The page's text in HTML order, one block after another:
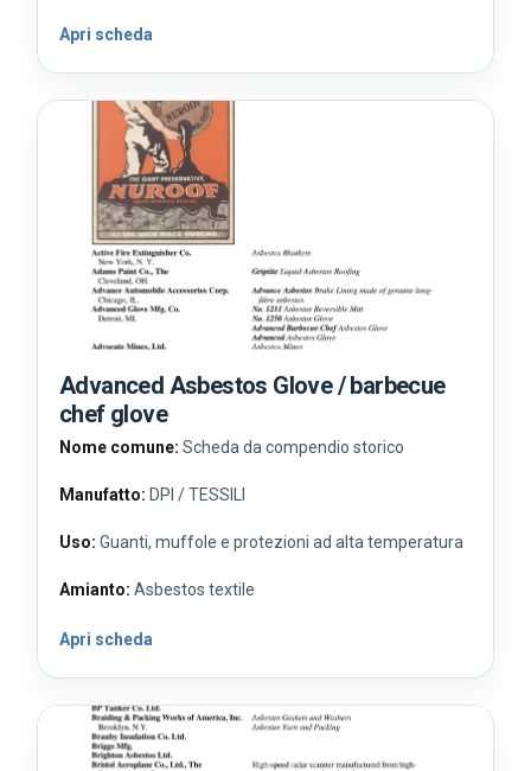
Apri scheda
Advanced Asbestos Glove / barbecue
chef glove
Nome comune: Scheda da compendio storico
Manufatto: DPI / TESSILI
Uso: Guanti, muffole e protezioni ad alta temperatura
Amianto: Asbestos textile
Apri scheda